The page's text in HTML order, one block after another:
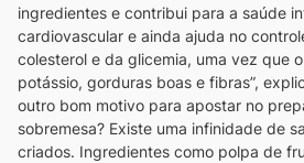
ingredientes e contribui para a saúde
cardiovascular e ainda ajuda no
colesterol e da glicemia, uma vez que
potássio, gorduras boas e fibras”,
outro bom motivo para apostar no
sobremesa? Existe uma infinidade de
criados. Ingredientes como polpa de